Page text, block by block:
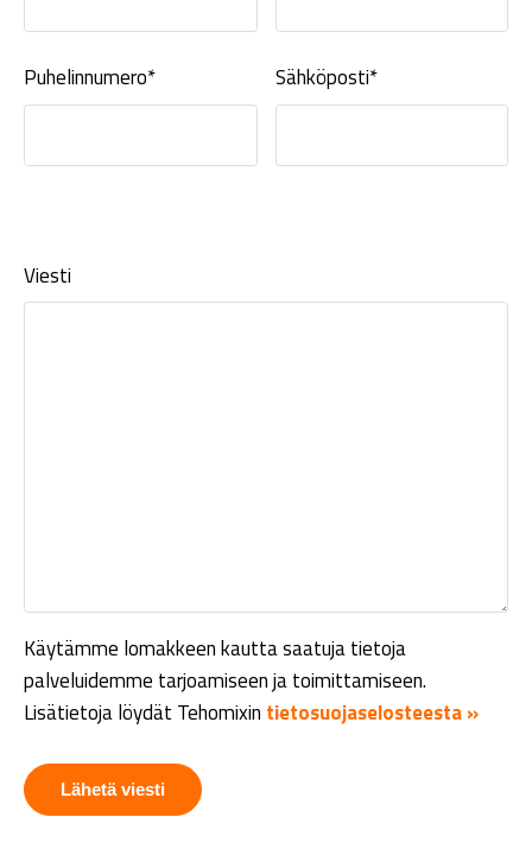
Puhelinnumero* Sähköposti*
Viesti
Käytämme lomakkeen kautta saatuja tietoja
palveluidemme tarjoamiseen ja toimittamiseen.
Lisätietoja löydät Tehomixin tietosuojaselosteesta »